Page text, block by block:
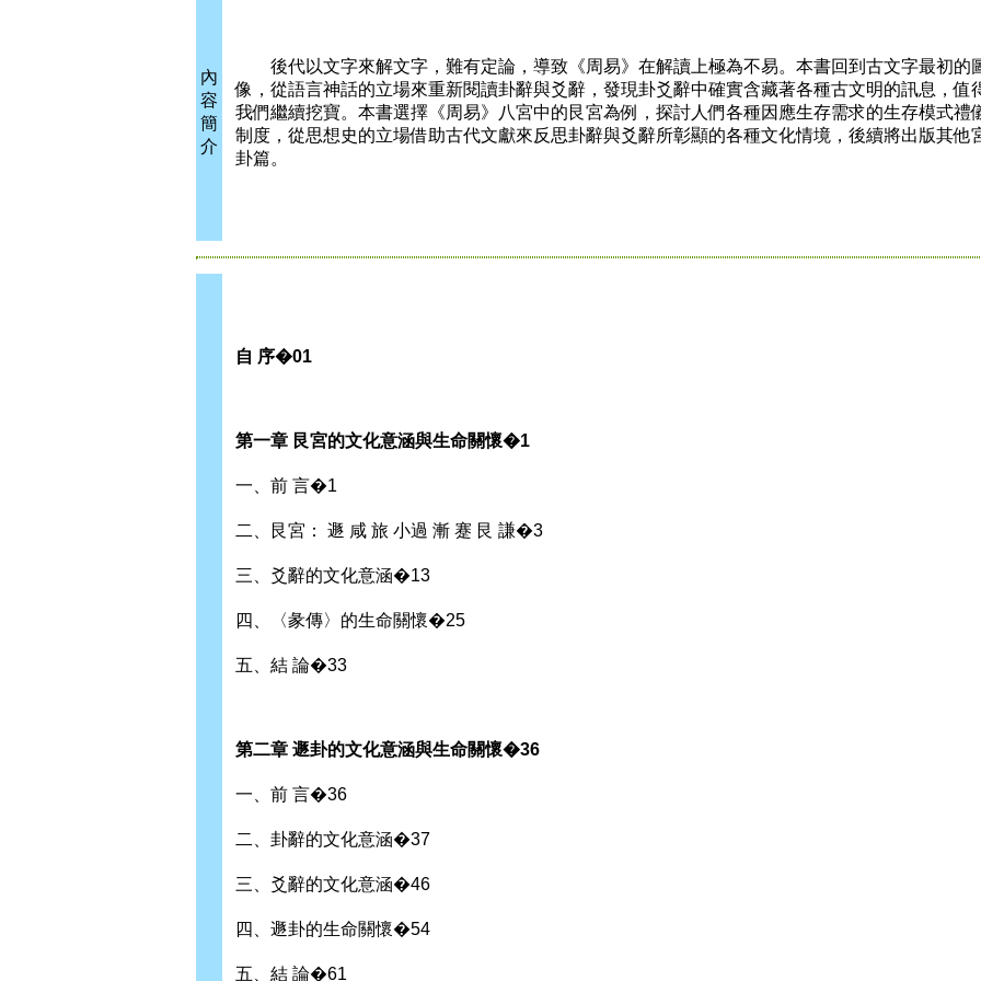
內
容
簡
介
後代以文字來解文字，難有定論，導致《周易》在解讀上極為不易。本書回到古文字最初的
像，從語言神話的立場來重新閱讀卦辭與爻辭，發現卦爻辭中確實含藏著各種古文明的訊息，值
我們繼續挖寶。本書選擇《周易》八宮中的艮宮為例，探討人們各種因應生存需求的生存模式禮
制度，從思想史的立場借助古代文獻來反思卦辭與爻辭所彰顯的各種文化情境，後續將出版其他
卦篇。
自 序�01
第一章 艮宮的文化意涵與生命關懷�1
一、前 言�1
二、艮宮： 遯 咸 旅 小過 漸 蹇 艮 謙�3
三、爻辭的文化意涵�13
四、〈彖傳〉的生命關懷�25
五、結 論�33
第二章 遯卦的文化意涵與生命關懷�36
一、前 言�36
二、卦辭的文化意涵�37
三、爻辭的文化意涵�46
四、遯卦的生命關懷�54
五、結 論�61